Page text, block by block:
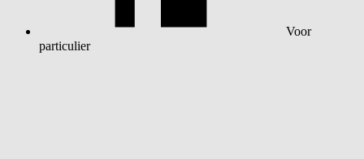
Voor
particulier